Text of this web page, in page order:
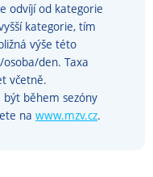
odvíjí od kategorie
kategorie, tím
výše této
osoba/den. Taxa
včetně.
být během sezóny
na www.mzv.cz.